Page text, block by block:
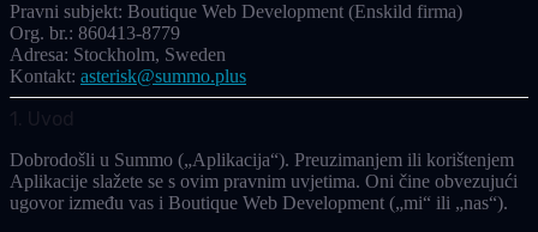
Pravni subjekt: Boutique Web Development (Enskild firma)
Org. br.: 860413-8779
Adresa: Stockholm, Sweden
Kontakt: asterisk@summo.plus
1. Uvod
Dobrodošli u Summo („Aplikacija“). Preuzimanjem ili korištenjem
Aplikacije slažete se s ovim pravnim uvjetima. Oni čine obvezujući
ugovor između vas i Boutique Web Development („mi“ ili „nas“).